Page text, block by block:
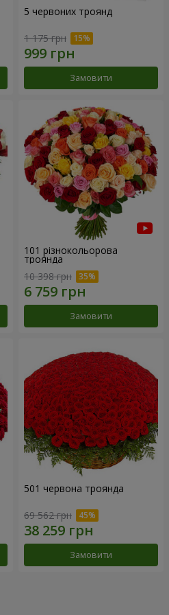
5 червоних троянд
1 175 грн
Замовити
101 різнокольорова
троянда
10 398 грн
Замовити
501 червона троянда
69 562 грн
Замовити